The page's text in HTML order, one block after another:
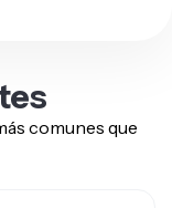
comunes que